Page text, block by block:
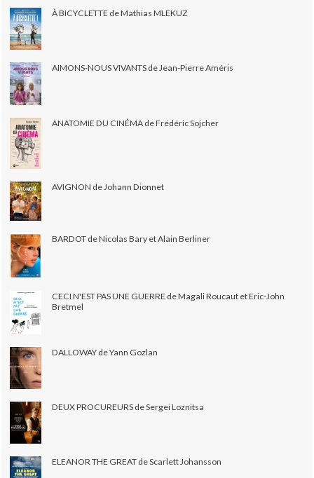
À BICYCLETTE de Mathias MLEKUZ
AIMONS-NOUS VIVANTS de Jean-Pierre Améris
ANATOMIE DU CINÉMA de Frédéric Sojcher
AVIGNON de Johann Dionnet
BARDOT de Nicolas Bary et Alain Berliner
CECI N'EST PAS UNE GUERRE de Magali Roucaut et Eric-John
Bretmel
DALLOWAY de Yann Gozlan
DEUX PROCUREURS de Sergei Loznitsa
ELEANOR THE GREAT de Scarlett Johansson